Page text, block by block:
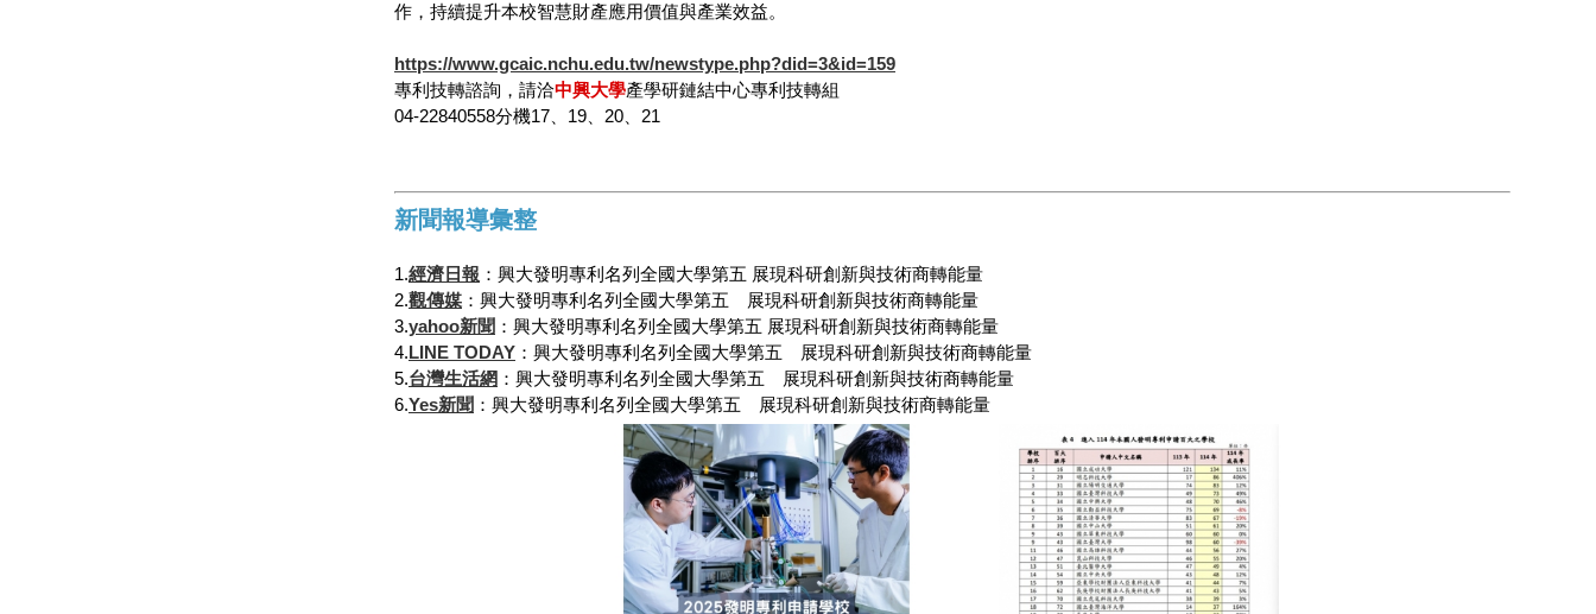
作，持續提升本校智慧財產應用價值與產業效益。
https://www.gcaic.nchu.edu.tw/newstype.php?did=3&id=159
專利技轉諮詢，請洽中興大學產學研鏈結中心專利技轉組
04-22840558分機17、19、20、21
新聞報導彙整
1.經濟日報 ：興大發明專利名列全國大學第五 展現科研創新與技術商轉能量
2.觀傳媒 ：興大發明專利名列全國大學第五 展現科研創新與技術商轉能量
3.yahoo新聞 ：興大發明專利名列全國大學第五 展現科研創新與技術商轉能量
4.LINE TODAY ：興大發明專利名列全國大學第五 展現科研創新與技術商轉能量
5.台灣生活網 ：興大發明專利名列全國大學第五 展現科研創新與技術商轉能量
6.Yes新聞 ：興大發明專利名列全國大學第五 展現科研創新與技術商轉能量